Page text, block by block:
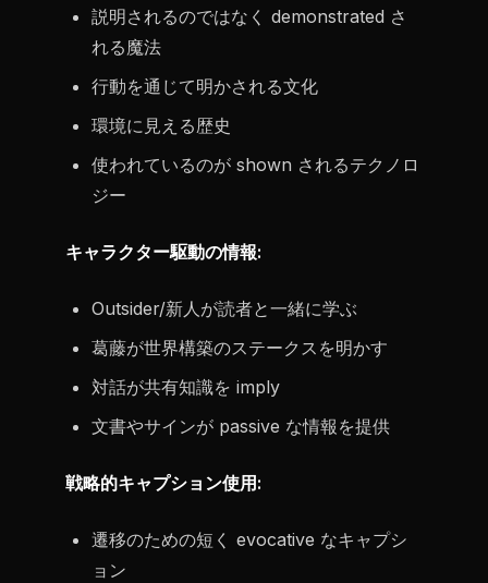
説明されるのではなく demonstrated さ
れる魔法
行動を通じて明かされる文化
環境に見える歴史
使われているのが shown されるテクノロ
ジー
キャラクター駆動の情報:
Outsider/新人が読者と一緒に学ぶ
葛藤が世界構築のステークスを明かす
対話が共有知識を imply
文書やサインが passive な情報を提供
戦略的キャプション使用:
遷移のための短く evocative なキャプシ
ョン